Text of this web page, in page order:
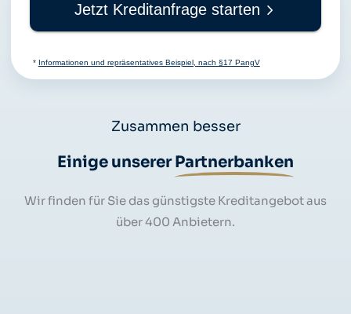
Jetzt Kreditanfrage starten
* Informationen und repräsentatives Beispiel, nach §17 PangV
Zusammen besser
Einige unsererPartnerbanken
Wir finden für Sie das günstigste Kreditangebot aus
über 400 Anbietern.